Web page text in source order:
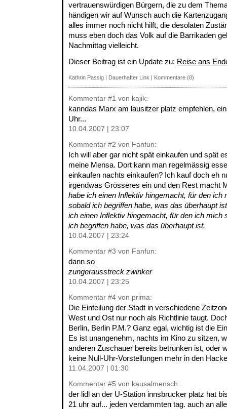
vertrauenswürdigen Bürgern, die zu dem
händigen wir auf Wunsch auch die
alles immer noch nicht hilft, die desolaten
muss eben doch das Volk auf die Barrikaden
Nachmittag vielleicht.
Dieser Beitrag ist ein Update zu: Reise ans
Kathrin Passig | Dauerhafter Link | Kommentare (8)
Kommentar #1 von kajik:
kanndas Marx am lausitzer platz empfehlen,
Uhr...
10.04.2007 | 23:07
Kommentar #2 von Fanfun:
Ich will aber gar nicht spät einkaufen und spät
meine Mensa. Dort kann man regelmässig
einkaufen nachts einkaufen? Ich kauf doch eh
irgendwas Grösseres ein und den Rest macht
habe ich einen Inflektiv hingemacht, für den ich
sobald ich begriffen habe, was das überhaupt
ich einen Inflektiv hingemacht, für den ich mich
ich begriffen habe, was das überhaupt ist.
10.04.2007 | 23:24
Kommentar #3 von Fanfun:
dann so
zungerausstreck zwinker
10.04.2007 | 23:25
Kommentar #4 von prima:
Die Einteilung der Stadt in verschiedene
West und Ost nur noch als Richtlinie taugt.
Berlin, Berlin P.M.? Ganz egal, wichtig ist die
Es ist unangenehm, nachts im Kino zu sitzen,
anderen Zuschauer bereits betrunken ist, oder
keine Null-Uhr-Vorstellungen mehr in den
11.04.2007 | 01:30
Kommentar #5 von kausalmensch:
der lidl an der U-Station innsbrucker platz hat
21 uhr auf... jeden verdammten tag. auch an